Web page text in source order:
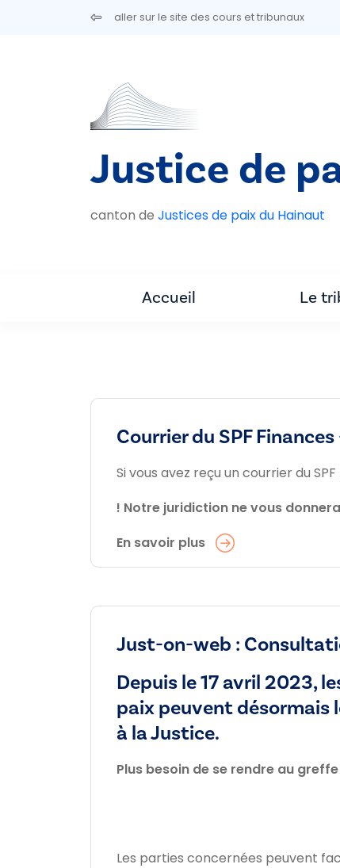
Aller au contenu principalaller sur le site des cours et tribunaux
Justice de
canton de Justices de paix du Hainaut
Accueil Le
Courrier du SPF
Si vous avez reçu un courrier du
! Notre juridiction ne vous
En savoir plus
Just-on-web :
Depuis le 17 avril 2023,
paix peuvent désormais
à la Justice.
Plus besoin de se rendre au
Les parties concernées peuvent